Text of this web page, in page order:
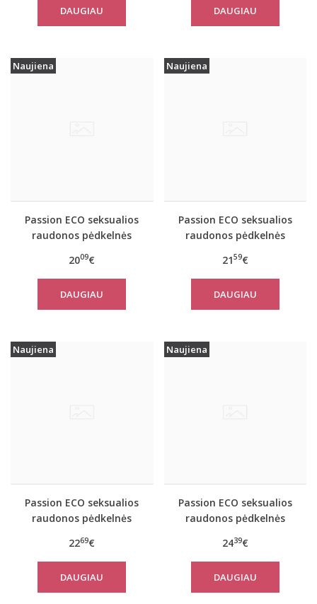
DAUGIAU DAUGIAU
Naujiena
Passion ECO seksualios
raudonos pėdkelnės
2009€
DAUGIAU
Naujiena
Passion ECO seksualios
raudonos pėdkelnės
2159€
DAUGIAU
Naujiena
Passion ECO seksualios
raudonos pėdkelnės
2269€
DAUGIAU
Naujiena
Passion ECO seksualios
raudonos pėdkelnės
2439€
DAUGIAU